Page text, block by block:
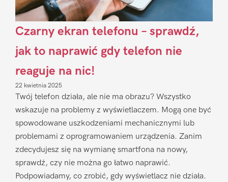
Czarny ekran telefonu – sprawdź,
jak to naprawić gdy telefon nie
reaguje na nic!
22 kwietnia 2025
Twój telefon działa, ale nie ma obrazu? Wszystko
wskazuje na problemy z wyświetlaczem. Mogą one być
spowodowane uszkodzeniami mechanicznymi lub
problemami z oprogramowaniem urządzenia. Zanim
zdecydujesz się na wymianę smartfona na nowy,
sprawdź, czy nie można go łatwo naprawić.
Podpowiadamy, co zrobić, gdy wyświetlacz nie działa.